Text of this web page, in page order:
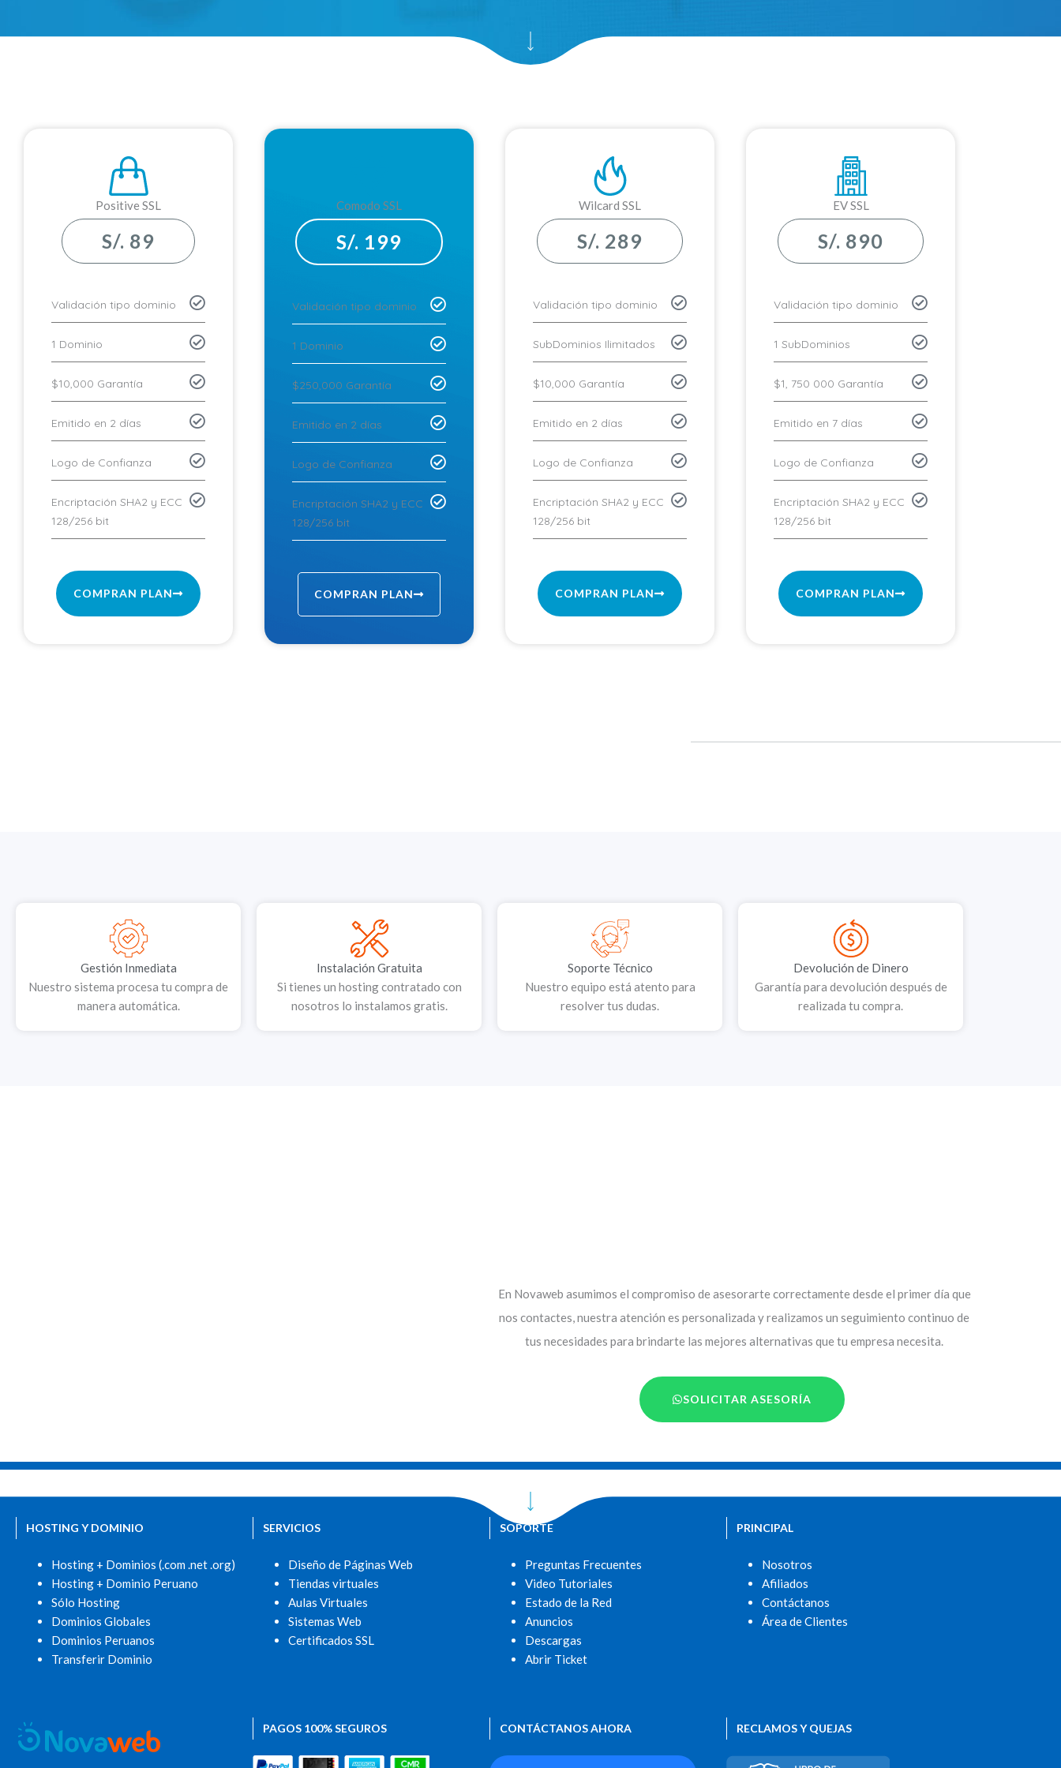
Positive SSL
S/. 89
Validación tipo dominio
1 Dominio
$10,000 Garantía
Emitido en 2 días
Logo de Confianza
Encriptación SHA2 y ECC
128/256 bit
COMPRAN PLAN
Comodo SSL
S/. 199
Validación tipo dominio
1 Dominio
$250,000 Garantía
Emitido en 2 días
Logo de Confianza
Encriptación SHA2 y ECC
128/256 bit
COMPRAN PLAN
Wilcard SSL
S/. 289
Validación tipo dominio
SubDominios Ilimitados
$10,000 Garantía
Emitido en 2 días
Logo de Confianza
Encriptación SHA2 y ECC
128/256 bit
COMPRAN PLAN
EV SSL
S/. 890
Validación tipo dominio
1 SubDominios
$1, 750 000 Garantía
Emitido en 7 días
Logo de Confianza
Encriptación SHA2 y ECC
128/256 bit
COMPRAN PLAN
Gestión Inmediata
Nuestro sistema procesa tu compra de
manera automática.
Instalación Gratuita
Si tienes un hosting contratado con
nosotros lo instalamos gratis.
Soporte Técnico
Nuestro equipo está atento para
resolver tus dudas.
Devolución de Dinero
Garantía para devolución después de
realizada tu compra.
En Novaweb asumimos el compromiso de asesorarte correctamente desde el primer día que
nos contactes, nuestra atención es personalizada y realizamos un seguimiento continuo de
tus necesidades para brindarte las mejores alternativas que tu empresa necesita.
SOLICITAR ASESORÍA
HOSTING Y DOMINIO
Hosting + Dominios (.com .net .org)
Hosting + Dominio Peruano
Sólo Hosting
Dominios Globales
Dominios Peruanos
Transferir Dominio
SERVICIOS
Diseño de Páginas Web
Tiendas virtuales
Aulas Virtuales
Sistemas Web
Certificados SSL
SOPORTE
Preguntas Frecuentes
Video Tutoriales
Estado de la Red
Anuncios
Descargas
Abrir Ticket
PRINCIPAL
Nosotros
Afiliados
Contáctanos
Área de Clientes
PAGOS 100% SEGUROS CONTÁCTANOS AHORA RECLAMOS Y QUEJAS